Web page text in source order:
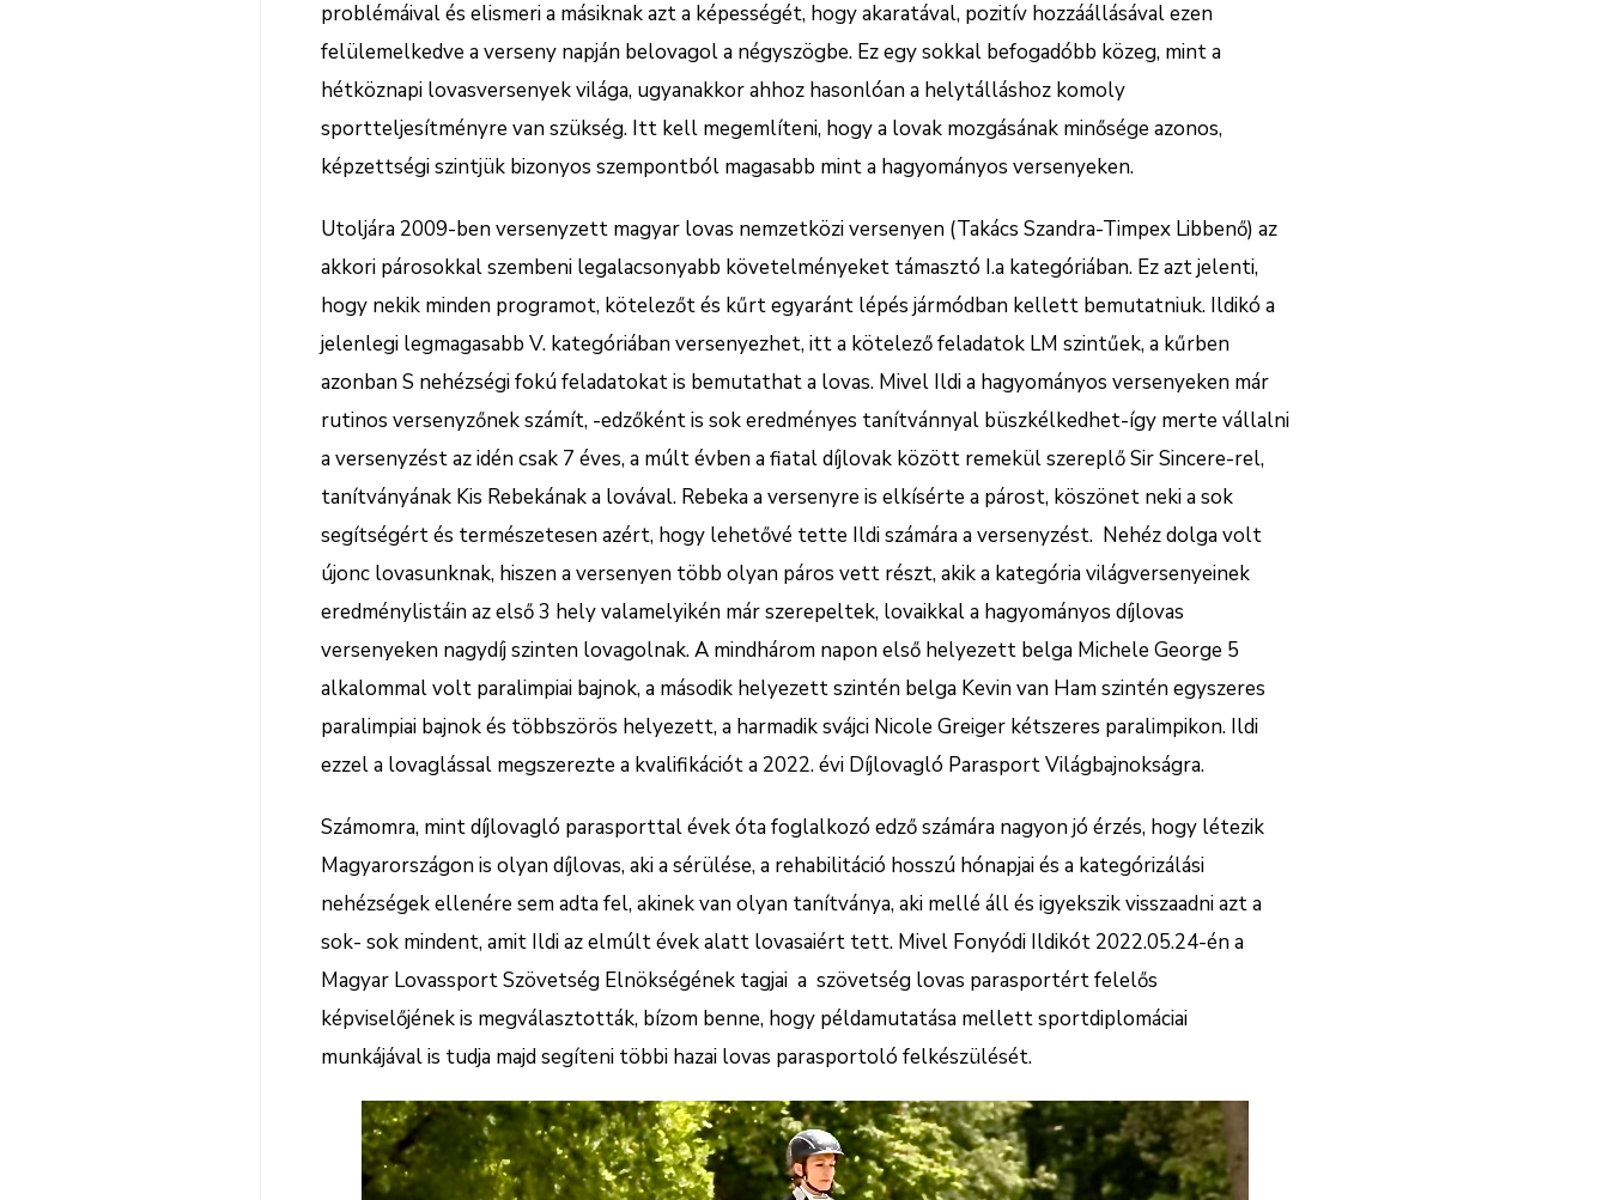
problémáival és elismeri a másiknak azt a képességét, hogy akaratával, pozitív hozzáállásával ezen
felülemelkedve a verseny napján belovagol a négyszögbe. Ez egy sokkal befogadóbb közeg, mint a
hétköznapi lovasversenyek világa, ugyanakkor ahhoz hasonlóan a helytálláshoz komoly
sportteljesítményre van szükség. Itt kell megemlíteni, hogy a lovak mozgásának minősége azonos,
képzettségi szintjük bizonyos szempontból magasabb mint a hagyományos versenyeken.
Utoljára 2009-ben versenyzett magyar lovas nemzetközi versenyen (Takács Szandra-Timpex Libbenő) az
akkori párosokkal szembeni legalacsonyabb követelményeket támasztó I.a kategóriában. Ez azt jelenti,
hogy nekik minden programot, kötelezőt és kűrt egyaránt lépés jármódban kellett bemutatniuk. Ildikó a
jelenlegi legmagasabb V. kategóriában versenyezhet, itt a kötelező feladatok LM szintűek, a kűrben
azonban S nehézségi fokú feladatokat is bemutathat a lovas. Mivel Ildi a hagyományos versenyeken már
rutinos versenyzőnek számít, -edzőként is sok eredményes tanítvánnyal büszkélkedhet-így merte vállalni
a versenyzést az idén csak 7 éves, a múlt évben a fiatal díjlovak között remekül szereplő Sir Sincere-rel,
tanítványának Kis Rebekának a lovával. Rebeka a versenyre is elkísérte a párost, köszönet neki a sok
segítségért és természetesen azért, hogy lehetővé tette Ildi számára a versenyzést. Nehéz dolga volt
újonc lovasunknak, hiszen a versenyen több olyan páros vett részt, akik a kategória világversenyeinek
eredménylistáin az első 3 hely valamelyikén már szerepeltek, lovaikkal a hagyományos díjlovas
versenyeken nagydíj szinten lovagolnak. A mindhárom napon első helyezett belga Michele George 5
alkalommal volt paralimpiai bajnok, a második helyezett szintén belga Kevin van Ham szintén egyszeres
paralimpiai bajnok és többszörös helyezett, a harmadik svájci Nicole Greiger kétszeres paralimpikon. Ildi
ezzel a lovaglással megszerezte a kvalifikációt a 2022. évi Díjlovagló Parasport Világbajnokságra.
Számomra, mint díjlovagló parasporttal évek óta foglalkozó edző számára nagyon jó érzés, hogy létezik
Magyarországon is olyan díjlovas, aki a sérülése, a rehabilitáció hosszú hónapjai és a kategórizálási
nehézségek ellenére sem adta fel, akinek van olyan tanítványa, aki mellé áll és igyekszik visszaadni azt a
sok- sok mindent, amit Ildi az elmúlt évek alatt lovasaiért tett. Mivel Fonyódi Ildikót 2022.05.24-én a
Magyar Lovassport Szövetség Elnökségének tagjai a szövetség lovas parasportért felelős
képviselőjének is megválasztották, bízom benne, hogy példamutatása mellett sportdiplomáciai
munkájával is tudja majd segíteni többi hazai lovas parasportoló felkészülését.